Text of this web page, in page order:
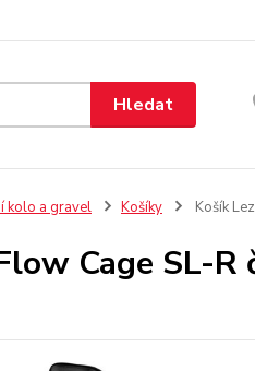
Hledat
kolo a gravel Košíky Košík
Cage SL-R